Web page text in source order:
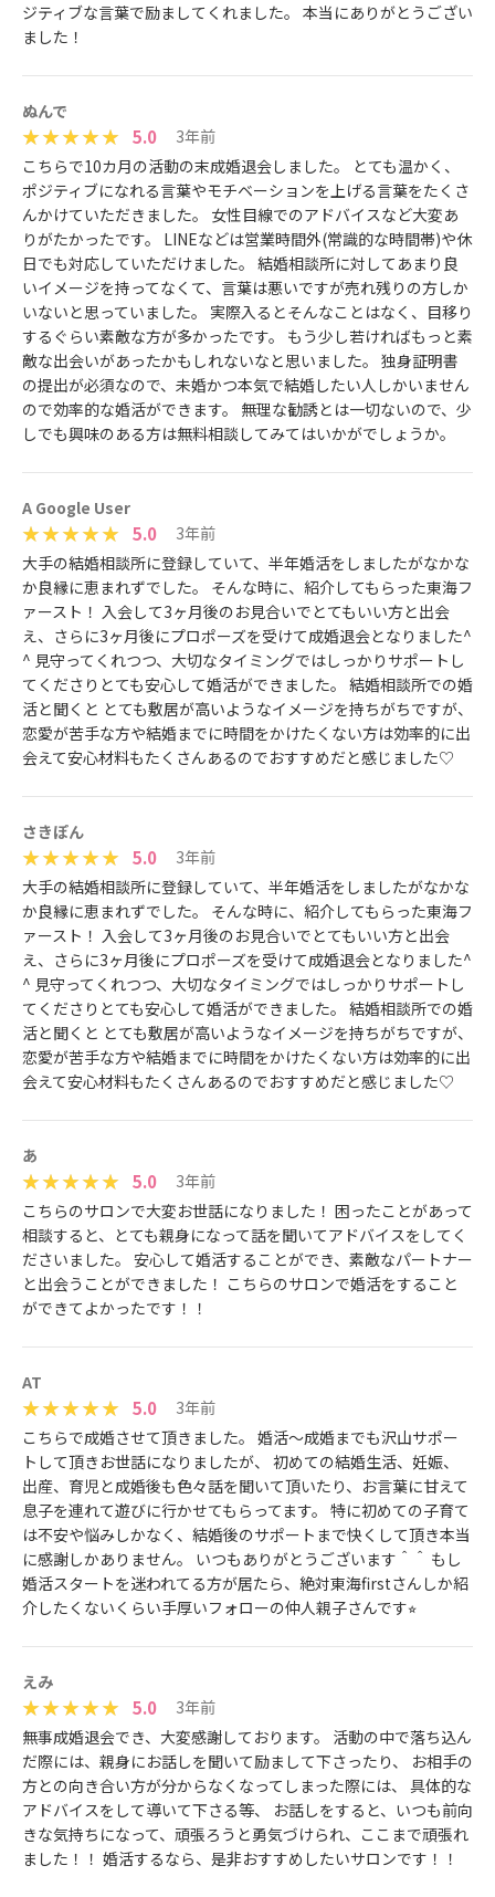
ジティブな言葉で励ましてくれました。 本当にありがとうござい
ました！
ぬんで
5.0
3年前
こちらで10カ月の活動の末成婚退会しました。 とても温かく、
ポジティブになれる言葉やモチベーションを上げる言葉をたくさ
んかけていただきました。 女性目線でのアドバイスなど大変あ
りがたかったです。 LINEなどは営業時間外(常識的な時間帯)や休
日でも対応していただけました。 結婚相談所に対してあまり良
いイメージを持ってなくて、言葉は悪いですが売れ残りの方しか
いないと思っていました。 実際入るとそんなことはなく、目移り
するぐらい素敵な方が多かったです。 もう少し若ければもっと素
敵な出会いがあったかもしれないなと思いました。 独身証明書
の提出が必須なので、未婚かつ本気で結婚したい人しかいません
ので効率的な婚活ができます。 無理な勧誘とは一切ないので、少
しでも興味のある方は無料相談してみてはいかがでしょうか。
A Google User
5.0
3年前
大手の結婚相談所に登録していて、半年婚活をしましたがなかな
か良縁に恵まれずでした。 そんな時に、紹介してもらった東海フ
ァースト！ 入会して3ヶ月後のお見合いでとてもいい方と出会
え、さらに3ヶ月後にプロポーズを受けて成婚退会となりました^
^ 見守ってくれつつ、大切なタイミングではしっかりサポートし
てくださりとても安心して婚活ができました。 結婚相談所での婚
活と聞くと とても敷居が高いようなイメージを持ちがちですが、
恋愛が苦手な方や結婚までに時間をかけたくない方は効率的に出
会えて安心材料もたくさんあるのでおすすめだと感じました♡
さきぽん
5.0
3年前
大手の結婚相談所に登録していて、半年婚活をしましたがなかな
か良縁に恵まれずでした。 そんな時に、紹介してもらった東海フ
ァースト！ 入会して3ヶ月後のお見合いでとてもいい方と出会
え、さらに3ヶ月後にプロポーズを受けて成婚退会となりました^
^ 見守ってくれつつ、大切なタイミングではしっかりサポートし
てくださりとても安心して婚活ができました。 結婚相談所での婚
活と聞くと とても敷居が高いようなイメージを持ちがちですが、
恋愛が苦手な方や結婚までに時間をかけたくない方は効率的に出
会えて安心材料もたくさんあるのでおすすめだと感じました♡
あ
5.0
3年前
こちらのサロンで大変お世話になりました！ 困ったことがあって
相談すると、とても親身になって話を聞いてアドバイスをしてく
ださいました。 安心して婚活することができ、素敵なパートナー
と出会うことができました！ こちらのサロンで婚活をすること
ができてよかったです！！
AT
5.0
3年前
こちらで成婚させて頂きました。 婚活〜成婚までも沢山サポー
トして頂きお世話になりましたが、 初めての結婚生活、妊娠、
出産、育児と成婚後も色々話を聞いて頂いたり、お言葉に甘えて
息子を連れて遊びに行かせてもらってます。 特に初めての子育て
は不安や悩みしかなく、結婚後のサポートまで快くして頂き本当
に感謝しかありません。 いつもありがとうございます＾＾ もし
婚活スタートを迷われてる方が居たら、絶対東海firstさんしか紹
介したくないくらい手厚いフォローの仲人親子さんです⭐︎
えみ
5.0
3年前
無事成婚退会でき、大変感謝しております。 活動の中で落ち込ん
だ際には、親身にお話しを聞いて励まして下さったり、 お相手の
方との向き合い方が分からなくなってしまった際には、 具体的な
アドバイスをして導いて下さる等、 お話しをすると、いつも前向
きな気持ちになって、頑張ろうと勇気づけられ、ここまで頑張れ
ました！！ 婚活するなら、是非おすすめしたいサロンです！！